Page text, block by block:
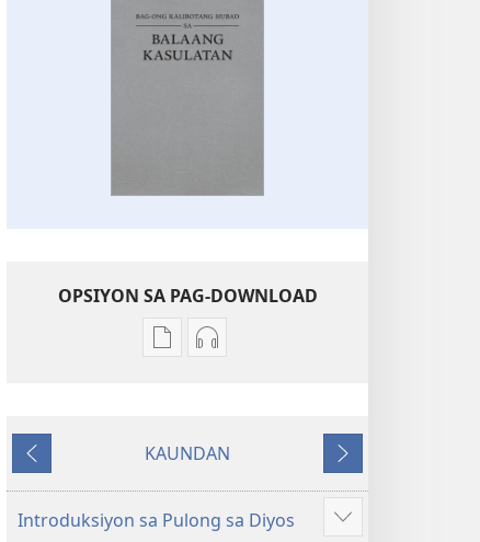
OPSIYON SA PAG-DOWNLOAD
Opsiyon
sa
Bag-
ong
Opsiyon
sa
ong
Miagi
KAUNDAN
Sunod
Introduksiyon sa Pulong sa Diyos
Ipakita